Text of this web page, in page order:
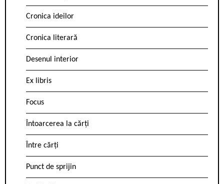
Cronica ideilor
Cronica literară
Desenul interior
Ex libris
Focus
Întoarcerea la cărți
Între cărți
Punct de sprijin